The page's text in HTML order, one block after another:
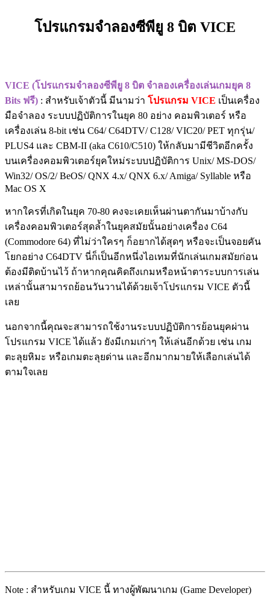
โปรแกรมจำลองซีพียู 8 บิต VICE
VICE (โปรแกรมจำลองซีพียู 8 บิต จำลองเครื่องเล่นเกมยุค 8
Bits ฟรี) : สำหรับเจ้าตัวนี้ มีนามว่า โปรแกรม VICE เป็นเครื่อง
มือจำลอง ระบบปฏิบัติการในยุค 80 อย่าง คอมพิวเตอร์ หรือ
เครื่องเล่น 8-bit เช่น C64/ C64DTV/ C128/ VIC20/ PET ทุกรุ่น/
PLUS4 และ CBM-II (aka C610/C510) ให้กลับมามีชีวิตอีกครั้ง
บนเครื่องคอมพิวเตอร์ยุคใหม่ระบบปฏิบัติการ Unix/ MS-DOS/
Win32/ OS/2/ BeOS/ QNX 4.x/ QNX 6.x/ Amiga/ Syllable หรือ
Mac OS X
หากใครที่เกิดในยุค 70-80 คงจะเคยเห็นผ่านตากันมาบ้างกับ
เครื่องคอมพิวเตอร์สุดล้ำในยุคสมัยนั้นอย่างเครื่อง C64
(Commodore 64) ที่ไม่ว่าใครๆ ก็อยากได้สุดๆ หรือจะเป็นจอยคัน
โยกอย่าง C64DTV นี่ก็เป็นอีกหนึ่งไอเทมที่นักเล่นเกมสมัยก่อน
ต้องมีติดบ้านไว้ ถ้าหากคุณคิดถึงเกมหรือหน้าตาระบบการเล่น
เหล่านั้นสามารถย้อนวันวานได้ด้วยเจ้าโปรแกรม VICE ตัวนี้
เลย
นอกจากนี้คุณจะสามารถใช้งานระบบปฏิบัติการย้อนยุคผ่าน
โปรแกรม VICE ได้แล้ว ยังมีเกมเก่าๆ ให้เล่นอีกด้วย เช่น เกม
ตะลุยหิมะ หรือเกมตะลุยด่าน และอีกมากมายให้เลือกเล่นได้
ตามใจเลย
Note : สำหรับเกม VICE นี้ ทางผู้พัฒนาเกม (Game Developer)